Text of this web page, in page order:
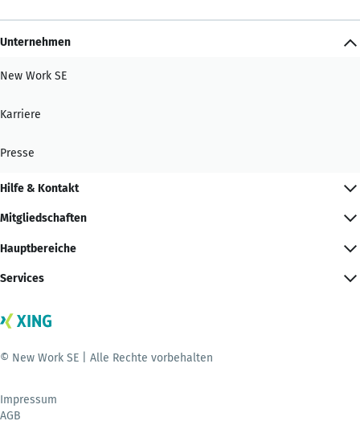
Unternehmen
New Work SE
Karriere
Presse
Hilfe & Kontakt
Mitgliedschaften
Hauptbereiche
Services
© New Work SE | Alle Rechte vorbehalten
Impressum
AGB